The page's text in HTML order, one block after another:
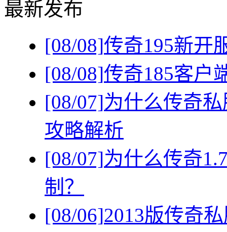
最新发布
[08/08]传奇195新开
[08/08]传奇185客户
[08/07]为什么传奇
攻略解析
[08/07]为什么传奇
制？
[08/06]2013版传奇